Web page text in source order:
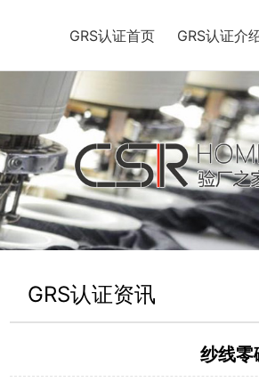
GRS认证首页 GRS认证介
GRS认证资讯
纱线零